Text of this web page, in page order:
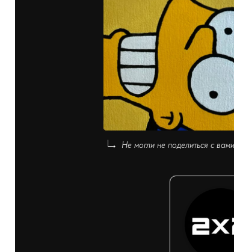
Не могли не поделиться с